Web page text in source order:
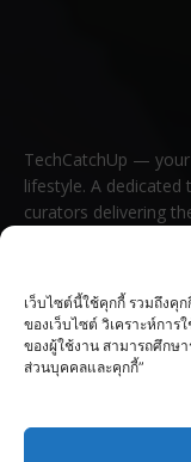
เว็บไซต์นี้ใช้คุกกี้ รวมถึงคุ
ของเว็บไซต์ วิเคราะห์กา
ของผู้ใช้งาน สามารถศึกษ
ส่วนบุคคลและคุกกี้”
TechCatchUp —
lifestyle. A
curators delivering
Contact us: